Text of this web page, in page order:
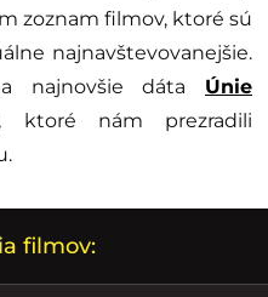
zoznam filmov, ktoré sú
najnavštevovanejšie.
najnovšie dáta Únie
, ktoré nám prezradili
filmov: